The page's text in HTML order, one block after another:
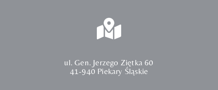
ul. Gen. Jerzego Ziętka 60
41-940 Piekary Śląskie